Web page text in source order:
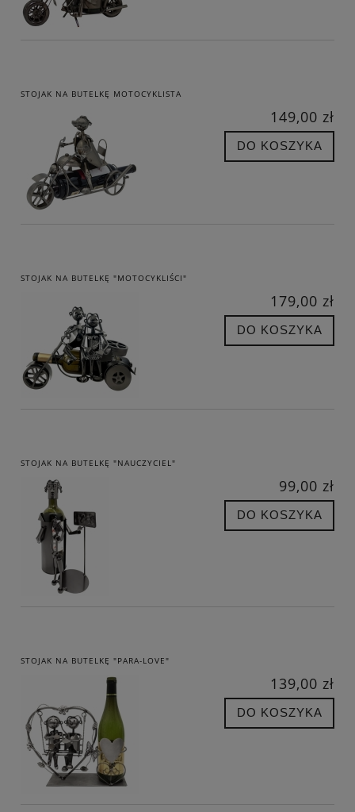
STOJAK NA BUTELKĘ MOTOCYKLISTA
149,00 zł
DO KOSZYKA
STOJAK NA BUTELKĘ "MOTOCYKLIŚCI"
179,00 zł
DO KOSZYKA
STOJAK NA BUTELKĘ "NAUCZYCIEL"
99,00 zł
DO KOSZYKA
STOJAK NA BUTELKĘ "PARA-LOVE"
139,00 zł
DO KOSZYKA